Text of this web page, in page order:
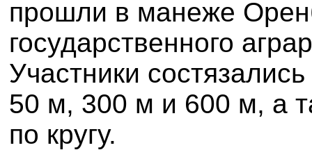
прошли в манеже
государственного
Участники
50 м, 300 м и 600 м, а
по кругу.